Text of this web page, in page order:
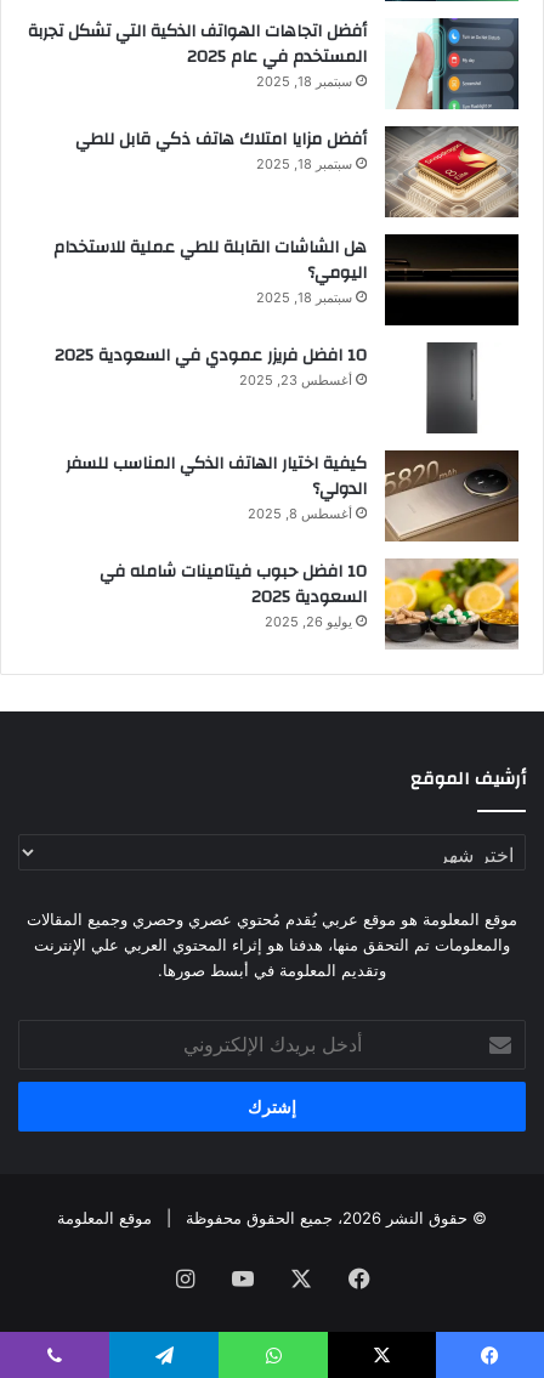
أفضل اتجاهات الهواتف الذكية التي تشكل تجربة
المستخدم في عام 2025
سبتمبر 18, 2025
أفضل مزايا امتلاك هاتف ذكي قابل للطي
سبتمبر 18, 2025
هل الشاشات القابلة للطي عملية للاستخدام
اليومي؟
سبتمبر 18, 2025
10 افضل فريزر عمودي​ في السعودية​ 2025
أغسطس 23, 2025
كيفية اختيار الهاتف الذكي المناسب للسفر
الدولي؟
أغسطس 8, 2025
10 افضل حبوب فيتامينات شامله​ في
السعودية 2025
يوليو 26, 2025
أرشيف الموقع
أرشيف
موقع المعلومة هو موقع عربي يُقدم مُحتوي عصري وحصري وجميع المقالات
والمعلومات تم التحقق منها، هدفنا هو إثراء المحتوي العربي علي الإنترنت
وتقديم المعلومة في أبسط صورها.
بريدك
الإلكتروني
© حقوق النشر 2026، جميع الحقوق محفوظة | موقع المعلومة
فيسبوك يوتيوبانستقرام